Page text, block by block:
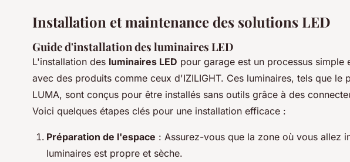
Installation et maintenance des solutions LED
Guide d'installation des luminaires LED
L'installation des luminaires LED pour garage est un processus simple
avec des produits comme ceux d'IZILIGHT. Ces luminaires, tels que le
LUMA, sont conçus pour être installés sans outils grâce à des
Voici quelques étapes clés pour une installation efficace :
Préparation de l'espace : Assurez-vous que la zone où vous allez
luminaires est propre et sèche.